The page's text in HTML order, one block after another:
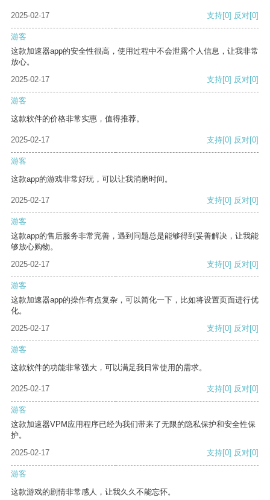
2025-02-17 支持[0] 反对[0]
游客
这款加速器app的安全性很高，使用过程中不会泄露个人信息，让我非常
放心。
2025-02-17
支持[0] 反对[0]
游客
这款软件的价格非常实惠，值得推荐。
2025-02-17 支持[0] 反对[0]
游客
这款app的游戏非常好玩，可以让我消磨时间。
2025-02-17 支持[0] 反对[0]
游客
这款app的售后服务非常完善，遇到问题总是能够得到妥善解决，让我能
够放心购物。
2025-02-17
支持[0] 反对[0]
游客
这款加速器app的操作有点复杂，可以简化一下，比如将设置页面进行优
化。
2025-02-17
支持[0] 反对[0]
游客
这款软件的功能非常强大，可以满足我日常使用的需求。
2025-02-17 支持[0] 反对[0]
游客
这款加速器VPM应用程序已经为我们带来了无限的隐私保护和安全性保
护。
2025-02-17
支持[0] 反对[0]
游客
这款游戏的剧情非常感人，让我久久不能忘怀。